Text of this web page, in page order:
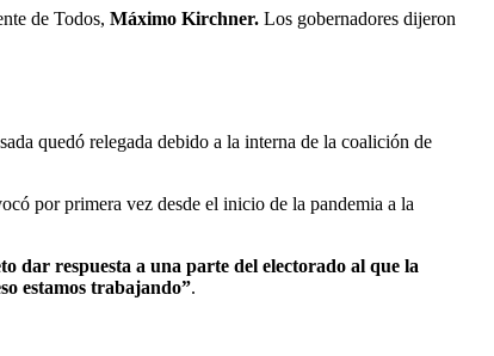
de Todos, Máximo Kirchner. Los gobernadores dijeron
quedó relegada debido a la interna de la coalición de
por primera vez desde el inicio de la pandemia a la
dar respuesta a una parte del electorado al que la
estamos trabajando”.